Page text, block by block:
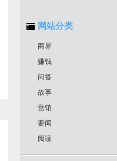
网站分类
商界
赚钱
问答
故事
营销
要闻
阅读